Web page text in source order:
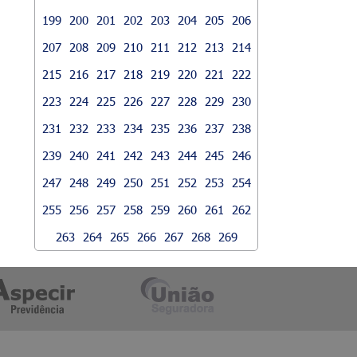
199
200 201 202 203 204 205
206
207
208 209 210 211 212 213
214
215
216 217 218 219 220 221
222
223
224 225 226 227 228 229
230
231
232 233 234 235 236 237
238
239
240 241 242 243 244 245
246
247
248 249 250 251 252 253
254
255
256 257 258 259 260 261
262
263
264 265 266 267 268 269